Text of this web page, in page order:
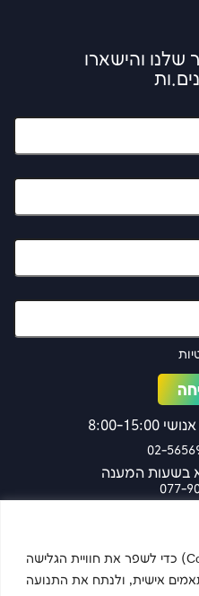
אנחנו משתמשים בעוגיות (Cookies) כדי לשפר את חוויית הגלישה
אישית, ולנתח את התנועה
שלנו והישארו
15:00
02-
בשעות המענה
077-